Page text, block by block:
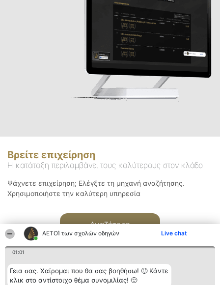
ΑΕΤΟΊ των σχολών οδηγών Live chat
01:01
Γεια σας. Χαίρομαι που θα σας βοηθήσω! 🙂 Κάντε
κλικ στο αντίστοιχο θέμα συνομιλίας! 🙂
Βρείτε επιχείρηση
Η κατάταξη περιλαμβάνει τους καλύτερους στον κλάδο
Ψάχνετε επιχείρηση; Ελέγξτε τη μηχανή αναζήτησης.
Χρησιμοποιήστε την καλύτερη υπηρεσία
Αναζήτηση